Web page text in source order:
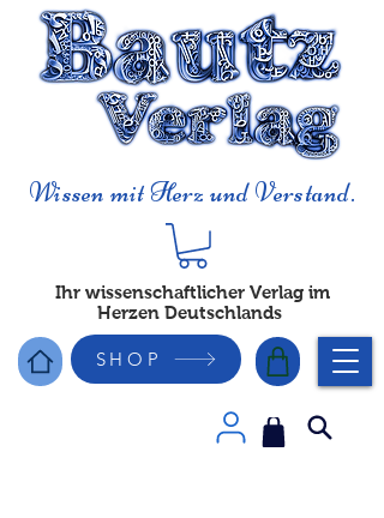
Wissen mit Herz und Verstand.
Ihr wissenschaftlicher Verlag im
Herzen Deutschlands
SHOP